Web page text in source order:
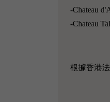
-Chateau
-Chateau
根據香港